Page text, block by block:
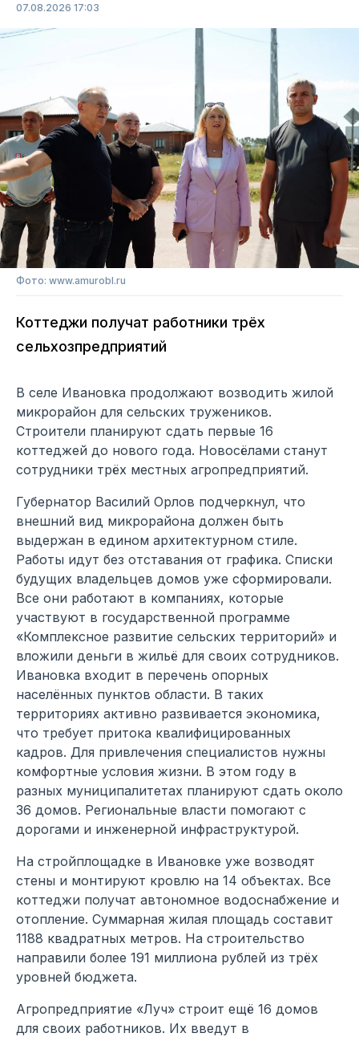
07.08.2026 17:03
Фото: www.amurobl.ru
Коттеджи получат работники трёх
сельхозпредприятий
В селе Ивановка продолжают возводить жилой
микрорайон для сельских тружеников.
Строители планируют сдать первые 16
коттеджей до нового года. Новосёлами станут
сотрудники трёх местных агропредприятий.
Губернатор Василий Орлов подчеркнул, что
внешний вид микрорайона должен быть
выдержан в едином архитектурном стиле.
Работы идут без отставания от графика. Списки
будущих владельцев домов уже сформировали.
Все они работают в компаниях, которые
участвуют в государственной программе
«Комплексное развитие сельских территорий» и
вложили деньги в жильё для своих сотрудников.
Ивановка входит в перечень опорных
населённых пунктов области. В таких
территориях активно развивается экономика,
что требует притока квалифицированных
кадров. Для привлечения специалистов нужны
комфортные условия жизни. В этом году в
разных муниципалитетах планируют сдать около
36 домов. Региональные власти помогают с
дорогами и инженерной инфраструктурой.
На стройплощадке в Ивановке уже возводят
стены и монтируют кровлю на 14 объектах. Все
коттеджи получат автономное водоснабжение и
отопление. Суммарная жилая площадь составит
1188 квадратных метров. На строительство
направили более 191 миллиона рублей из трёх
уровней бюджета.
Агропредприятие «Луч» строит ещё 16 домов
для своих работников. Их введут в